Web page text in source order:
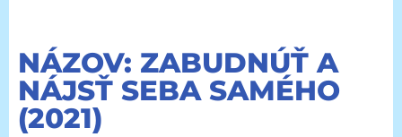
NÁZOV: ZABUDNÚŤ A
NÁJSŤ SEBA SAMÉHO
(2021)